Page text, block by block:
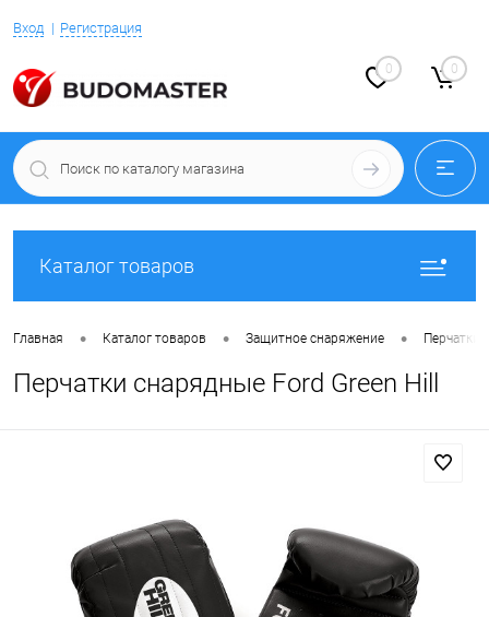
Вход Регистрация
0 0
Каталог товаров
Главная • Каталог товаров • Защитное снаряжение • Перчатки
Перчатки снарядные Ford Green Hill